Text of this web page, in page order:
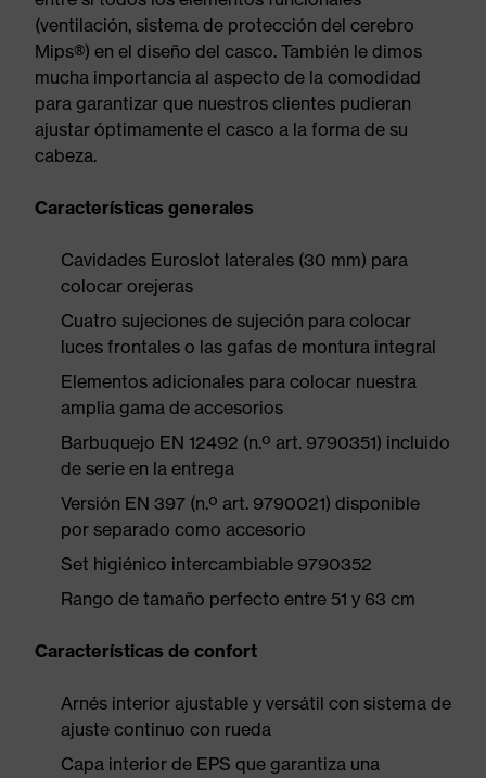
(ventilación, sistema de protección del cerebro
Mips®) en el diseño del casco. También le dimos
mucha importancia al aspecto de la comodidad
para garantizar que nuestros clientes pudieran
ajustar óptimamente el casco a la forma de su
cabeza.
Características generales
Cavidades Euroslot laterales (30 mm) para
colocar orejeras
Cuatro sujeciones de sujeción para colocar
luces frontales o las gafas de montura integral
Elementos adicionales para colocar nuestra
amplia gama de accesorios
Barbuquejo EN 12492 (n.º art. 9790351) incluido
de serie en la entrega
Versión EN 397 (n.º art. 9790021) disponible
por separado como accesorio
Set higiénico intercambiable 9790352
Rango de tamaño perfecto entre 51 y 63 cm
Características de confort
Arnés interior ajustable y versátil con sistema de
ajuste continuo con rueda
Capa interior de EPS que garantiza una